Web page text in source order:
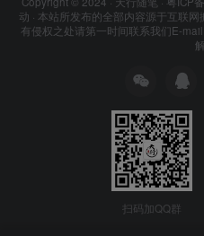
动 · 本站所发布的全部内容源于互联
有侵权之处请第一时间联系我们E-
扫码加QQ群